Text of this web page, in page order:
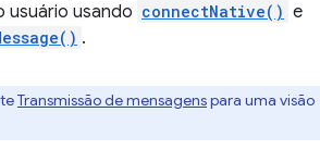
usuário usando connectNative() e
.
Transmissão de mensagenspara uma visão